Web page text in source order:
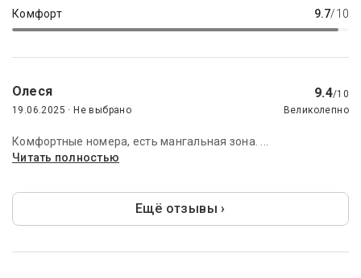
Комфорт 9.7/10
Олеся 9.4/10
19.06.2025 · Не выбрано
Великолепно
Комфортные номера, есть мангальная зона. ...
Читать полностью
Ещё отзывы ›